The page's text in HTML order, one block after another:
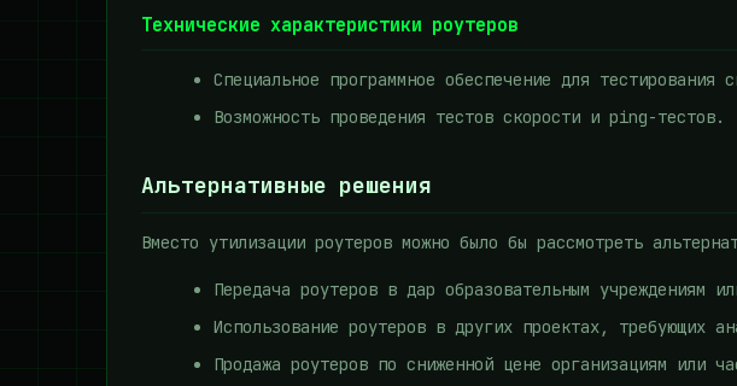
Технические характеристики роутеров
Специальное программное обеспечение для тестирования
Возможность проведения тестов скорости и ping-тестов.
Альтернативные решения
Вместо утилизации роутеров можно было бы рассмотреть
Передача роутеров в дар образовательным учреждениям
Использование роутеров в других проектах, требующих
Продажа роутеров по сниженной цене организациям или